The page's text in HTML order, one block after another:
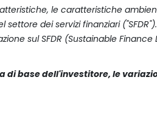
le caratteristiche
dei servizi finanziari
sul SFDR (Sustainable
di base dell'investitore, le